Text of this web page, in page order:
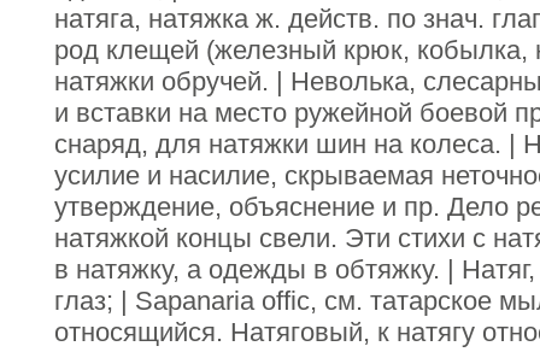
натяга, натяжка ж. действ. по знач.
род клещей (железный крюк, кобылка,
натяжки обручей. | Неволька,
и вставки на место ружейной боевой
снаряд, для натяжки шин на колеса. |
усилие и насилие, скрываемая
утверждение, объяснение и пр. Дело
натяжкой концы свели. Эти стихи с
в натяжку, а одежды в обтяжку. |
глаз; | Sapanaria offic, см. татарское
относящийся. Натяговый, к натягу